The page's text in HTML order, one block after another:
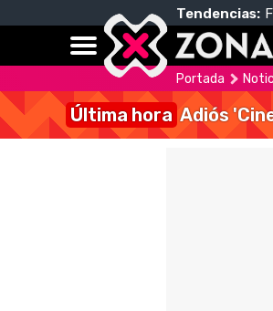
Tendencias:
Portada
Última hora Adiós